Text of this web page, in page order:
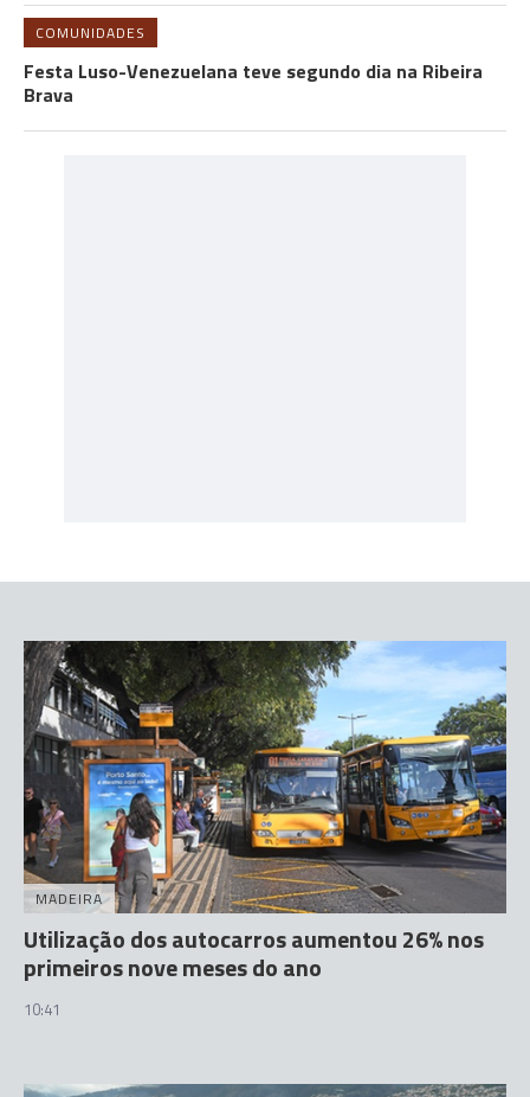
COMUNIDADES
Festa Luso-Venezuelana teve segundo dia na Ribeira
Brava
MADEIRA
Utilização dos autocarros aumentou 26% nos
primeiros nove meses do ano
10:41